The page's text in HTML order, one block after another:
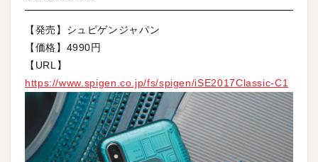
【発売】シュピゲンジャパン
【価格】4990円
【URL】
https://www.spigen.co.jp/fs/spigen/iSE2017Classic-C1